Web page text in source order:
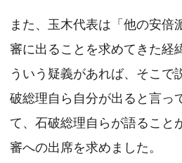
また、玉木代表は「他の安倍
審に出ることを求めてきた経
ういう疑義があれば、そこで
破総理自ら自分が出ると言っ
て、石破総理自らが語ること
審への出席を求めました。